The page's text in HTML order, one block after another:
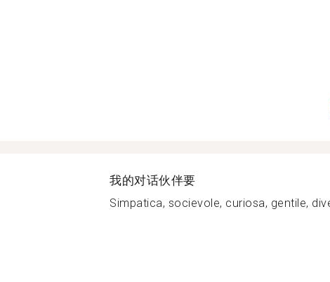
我的对话伙伴要
Simpatica, socievole, curiosa, gentile,